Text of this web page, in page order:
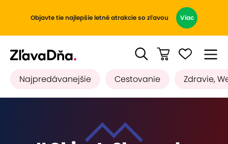
Objavte tie najlepšie letné atrakcie so zľavou Viac
Najpredávanejšie Cestovanie Zdravie,